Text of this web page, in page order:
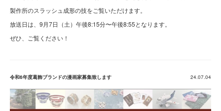
製作所のスラッシュ成形の技をご覧いただけます。
放送日は、9月7日（土）午後8:15分〜午後8:55となります。
ぜひ、ご覧ください！
令和6年度葛飾ブランドの漫画家募集致します 24.07.04